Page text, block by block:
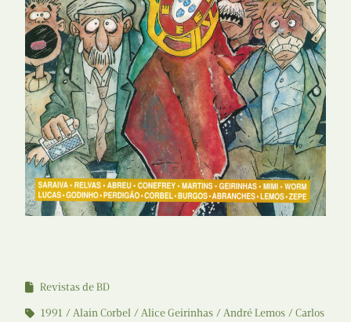
Revistas de BD
1991
Alain Corbel Alice Geirinhas André Lemos
Carlos